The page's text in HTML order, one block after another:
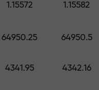
1.15572 1.15582
64950.25 64950.5
4341.95 4342.16
курсы и вебинары для